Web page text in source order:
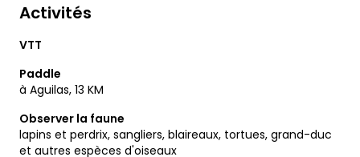
étroites).
Nous vous souhaitons beaucoup de
Activités
VTT
Paddle
à Aguilas, 13 KM
Observer la faune
lapins et perdrix, sangliers, blaireaux, tortues, grand-duc
et autres espèces d'oiseaux